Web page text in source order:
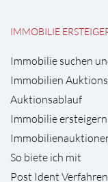
IMMOBILIE
Immobilie suchen
Immobilien
Auktionsablauf
Immobilie
So biete ich mit
Post Ident Verfahren